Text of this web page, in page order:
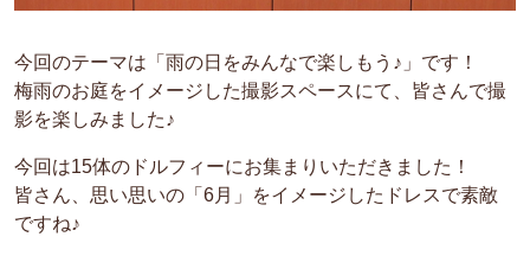
今回のテーマは「雨の日をみんなで楽しもう♪」です！
梅雨のお庭をイメージした撮影スペースにて、皆さんで撮
影を楽しみました♪
今回は15体のドルフィーにお集まりいただきました！
皆さん、思い思いの「6月」をイメージしたドレスで素敵
ですね♪